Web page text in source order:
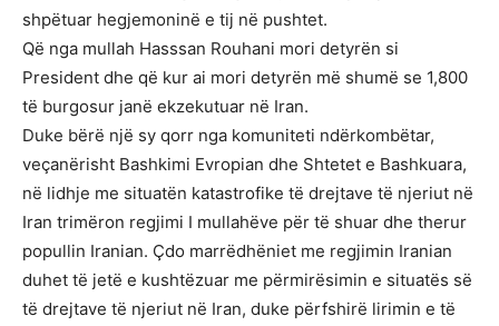
shpëtuar hegjemoninë e tij në pushtet.
Që nga mullah Hasssan Rouhani mori detyrën si
President dhe që kur ai mori detyrën më shumë se 1,800
të burgosur janë ekzekutuar në Iran.
Duke bërë një sy qorr nga komuniteti ndërkombëtar,
veçanërisht Bashkimi Evropian dhe Shtetet e Bashkuara,
në lidhje me situatën katastrofike të drejtave të njeriut në
Iran trimëron regjimi I mullahëve për të shuar dhe therur
popullin Iranian. Çdo marrëdhëniet me regjimin Iranian
duhet të jetë e kushtëzuar me përmirësimin e situatës së
të drejtave të njeriut në Iran, duke përfshirë lirimin e të